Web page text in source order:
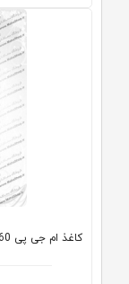
کاغذ ام جی پی 260 گرم فتو گلاسه 50 برگی A4